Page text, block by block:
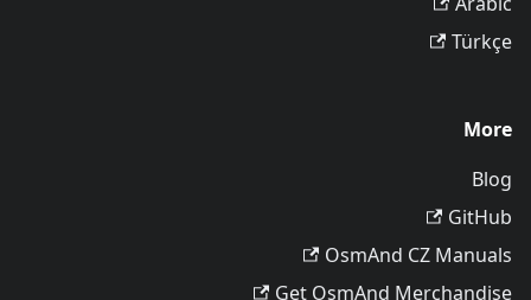
Türkçe
More
Blog
GitHub
OsmAnd CZ Manuals
Get OsmAnd Merchandise